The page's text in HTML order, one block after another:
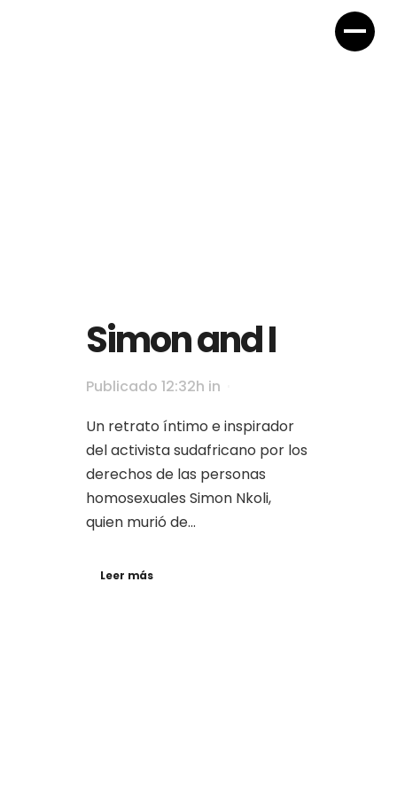
Simon and I
Publicado 12:32h in
Un retrato íntimo e inspirador
del activista sudafricano por los
derechos de las personas
homosexuales Simon Nkoli,
quien murió de...
Leer más